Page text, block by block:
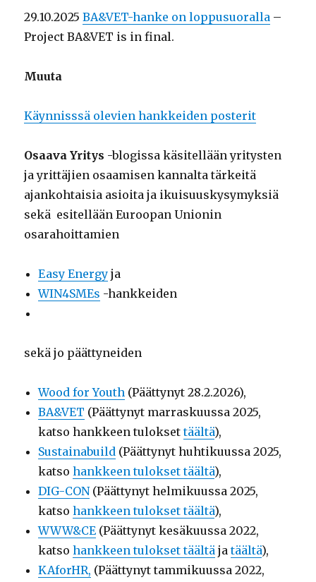
29.10.2025BA&VET-hanke on loppusuoralla –
Project BA&VET is in final.
Muuta
Käynnisssä olevien hankkeiden posterit
Osaava Yritys -blogissa käsitellään yritysten
ja yrittäjien osaamisen kannalta tärkeitä
ajankohtaisia asioita ja ikuisuuskysymyksiä
sekä esitellään Euroopan Unionin
osarahoittamien
Easy Energy ja
WIN4SMEs -hankkeiden
sekä jo päättyneiden
Wood for Youth (Päättynyt 28.2.2026),
BA&VET (Päättynyt marraskuussa 2025,
katso hankkeen tuloksettäältä),
Sustainabuild (Päättynyt huhtikuussa 2025,
katsohankkeen tulokset täältä),
DIG-CON(Päättynyt helmikuussa 2025,
katsohankkeen tulokset täältä),
WWW&CE (Päättynyt kesäkuussa 2022,
katsohankkeen tulokset täältä jatäältä),
KAforHR, (Päättynyt tammikuussa 2022,